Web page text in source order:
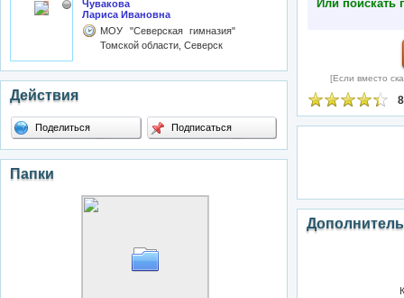
Чувакова
Лариса Ивановна
МОУ "Северская гимназия"
Томской области, Северск
Действия
Поделиться Подписаться
Папки
Или поискать
[Если вместо